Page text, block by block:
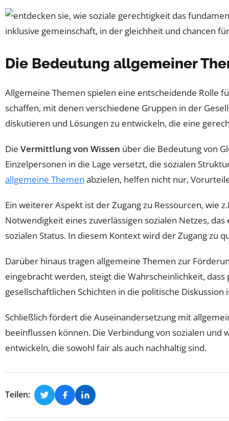
Die Bedeutung allgemeiner
Allgemeine Themen spielen eine entscheidende Rolle
schaffen, mit denen verschiedene Gruppen in der
diskutieren und Lösungen zu entwickeln, die eine
Die Vermittlung von Wissen über die Bedeutung von
Einzelpersonen in die Lage versetzt, die sozialen
allgemeine Themen abzielen, helfen nicht nur,
Ein weiterer Aspekt ist der Zugang zu Ressourcen, wie
Notwendigkeit eines zuverlässigen sozialen Netzes,
sozialen Status. In diesem Kontext wird der Zugang zu
Darüber hinaus tragen allgemeine Themen zur
eingebracht werden, steigt die Wahrscheinlichkeit,
gesellschaftlichen Schichten in die politische
Schließlich fördert die Auseinandersetzung mit
beeinflussen können. Die Verbindung von sozialen
entwickeln, die sowohl fair als auch nachhaltig sind.
Teilen: